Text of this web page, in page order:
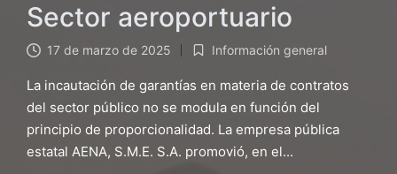
Sector aeroportuario
17 de marzo de 2025
Publicado
en
Información general
La incautación de garantías en materia de contratos
del sector público no se modula en función del
principio de proporcionalidad. La empresa pública
estatal AENA, S.M.E. S.A. promovió, en el...